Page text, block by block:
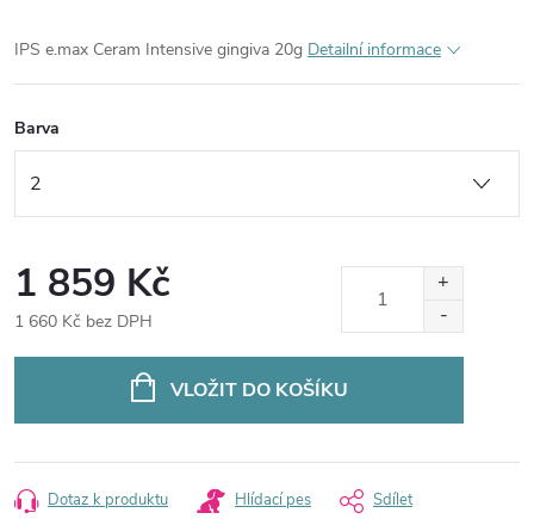
IPS e.max Ceram Intensive gingiva 20g Detailní informace
Barva
1 859 Kč
1 660 Kč bez DPH
VLOŽIT DO KOŠÍKU
Dotaz k produktu Hlídací pes Sdílet